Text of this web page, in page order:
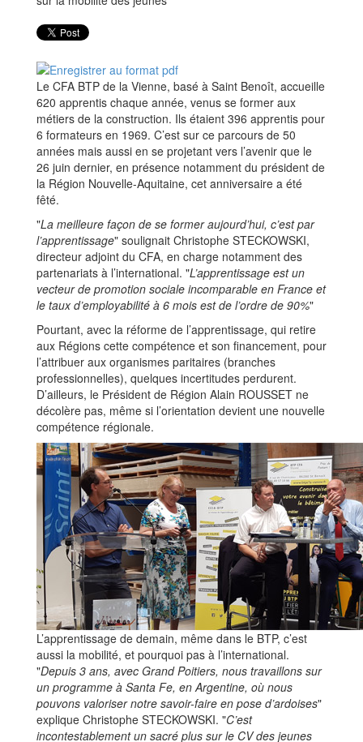
Le CFA BTP de la Vienne, basé à Saint Benoît, accueille
620 apprentis chaque année, venus se former aux
métiers de la construction. Ils étaient 396 apprentis pour
6 formateurs en 1969. C’est sur ce parcours de 50
années mais aussi en se projetant vers l’avenir que le
26 juin dernier, en présence notamment du président de
la Région Nouvelle-Aquitaine, cet anniversaire a été
fêté.
"La meilleure façon de se former aujourd’hui, c’est par
l’apprentissage" soulignait Christophe STECKOWSKI,
directeur adjoint du CFA, en charge notamment des
partenariats à l’international. "L’apprentissage est un
vecteur de promotion sociale incomparable en France et
le taux d’employabilité à 6 mois est de l’ordre de 90%"
Pourtant, avec la réforme de l’apprentissage, qui retire
aux Régions cette compétence et son financement, pour
l’attribuer aux organismes paritaires (branches
professionnelles), quelques incertitudes perdurent.
D’ailleurs, le Président de Région Alain ROUSSET ne
décolère pas, même si l’orientation devient une nouvelle
compétence régionale.
L’apprentissage de demain, même dans le BTP, c’est
aussi la mobilité, et pourquoi pas à l’international.
"Depuis 3 ans, avec Grand Poitiers, nous travaillons sur
un programme à Santa Fe, en Argentine, où nous
pouvons valoriser notre savoir-faire en pose d’ardoises"
explique Christophe STECKOWSKI. "C’est
incontestablement un sacré plus sur le CV des jeunes